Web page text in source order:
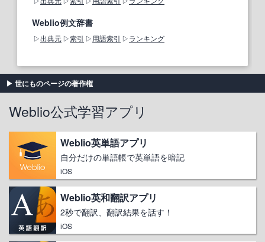
Weblio例文辞書
出典元 索引 用語索引 ランキング
世にものページの著作権
Weblio公式学習アプリ
Weblio英単語アプリ
自分だけの単語帳で英単語を暗記
iOS
Weblio英和翻訳アプリ
2秒で翻訳、翻訳結果を話す！
iOS